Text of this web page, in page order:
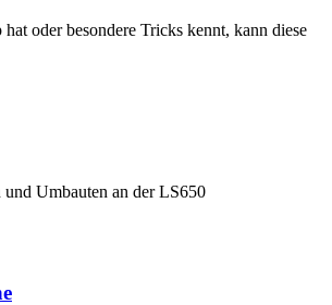
oder besondere Tricks kennt, kann diese
und Umbauten an der LS650